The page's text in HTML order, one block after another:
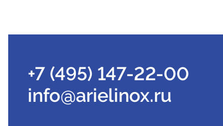
+7 (495) 147-22-00
info@arielinox.ru